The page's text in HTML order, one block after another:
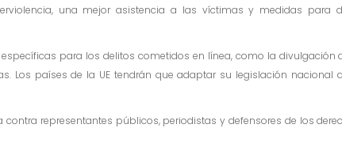
una mejor asistencia a las víctimas y medidas para
para los delitos cometidos en línea, como la divulgación
Los países de la UE tendrán que adaptar su legislación nacional
contra representantes públicos, periodistas y defensores de los